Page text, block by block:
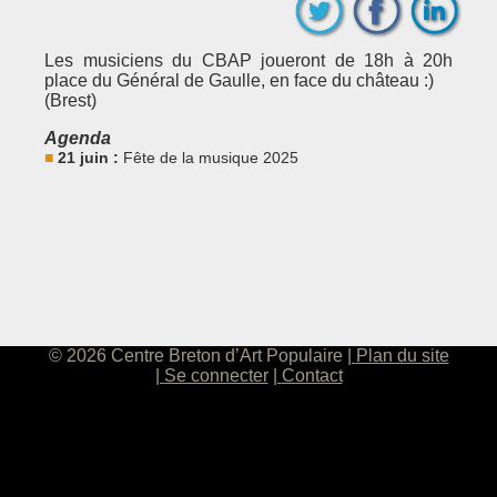
Les musiciens du CBAP joueront de 18h à 20h
place du Général de Gaulle, en face du château :)
(Brest)
Agenda
21 juin : Fête de la musique 2025
© 2026 Centre Breton d’Art Populaire
Plan du site
Se connecter
Contact